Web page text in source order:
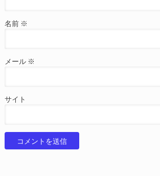
名前 ※
メール ※
サイト